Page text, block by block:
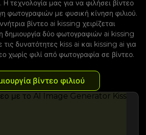
Η τεχνολογία μας για να φιλήσει βίντεο
φωτογραφιών με φυσική κίνηση φιλιού.
βίντεο ai kissing χειρίζεται
δημιουργία δύο φωτογραφιών ai kissing
δυνατότητες kiss ai και kissing ai για
χωρίς φιλί από φωτογραφία σε βίντεο.
βίντεο φιλιού